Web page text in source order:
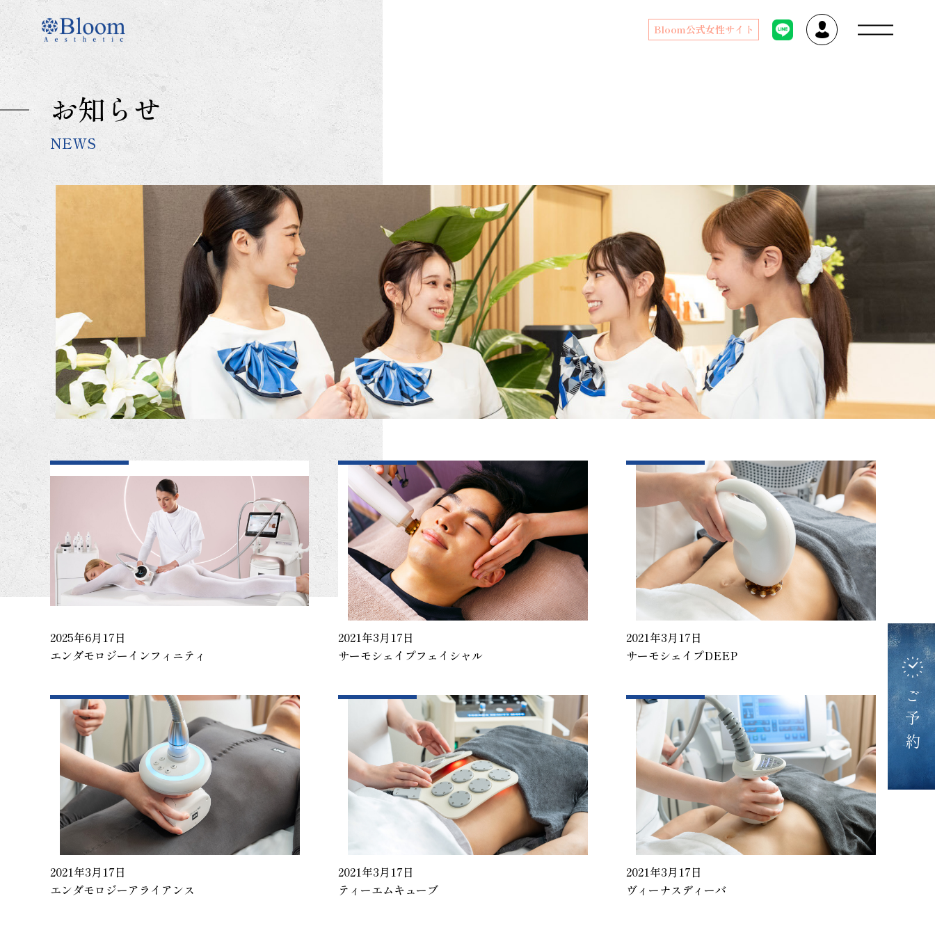
コ
ン
テ
ン
ツ
に
ス
Bloom公式女性サイト
お知らせ
NEWS
2025年6月17日
エンダモロジーインフィニティ
2021年3月17日
サーモシェイプフェイシャル
2021年3月17日
サーモシェイプDEEP
2021年3月17日
エンダモロジーアライアンス
2021年3月17日
ティーエムキューブ
2021年3月17日
ヴィーナスディーバ
ご予約